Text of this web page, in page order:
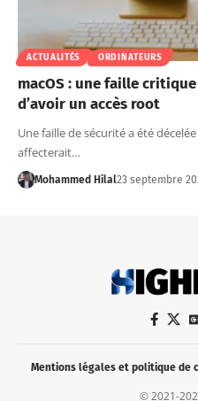
ACTUALITÉS ORDINATEURS
macOS : une faille
d’avoir un accès root
Une faille de sécurité a été
affecterait…
Mohammed Hilal23 septembre
© 2021-
Mentions légales et politique de